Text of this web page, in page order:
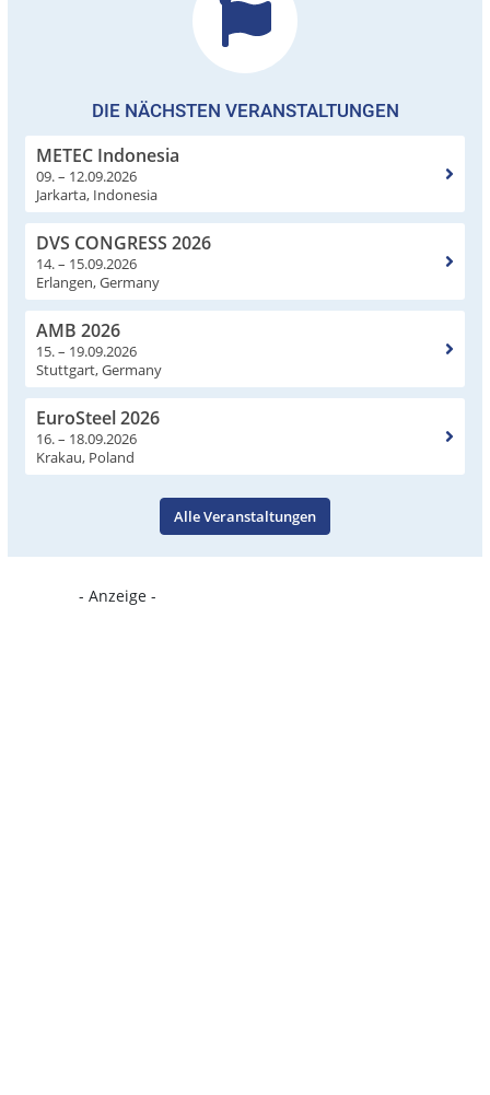
DIE NÄCHSTEN VERANSTALTUNGEN
METEC Indonesia
09. – 12.09.2026
Jarkarta, Indonesia
DVS CONGRESS 2026
14. – 15.09.2026
Erlangen, Germany
AMB 2026
15. – 19.09.2026
Stuttgart, Germany
EuroSteel 2026
16. – 18.09.2026
Krakau, Poland
Alle Veranstaltungen
- Anzeige -